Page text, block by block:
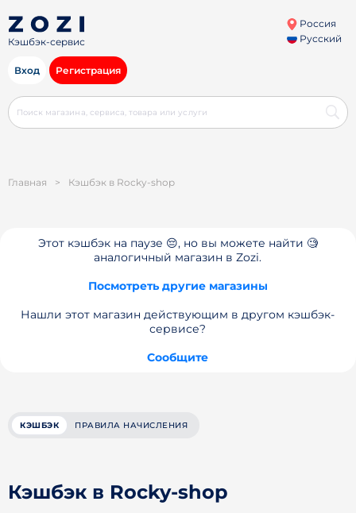
Кэшбэк-сервис
Россия
Русский
Вход Регистрация
Главная > Кэшбэк в Rocky-shop
Этот кэшбэк на паузе 😔, но вы можете найти 🧐
аналогичный магазин в Zozi.
Посмотреть другие магазины
Нашли этот магазин действующим в другом кэшбэк-
сервисе?
Сообщите
КЭШБЭК ПРАВИЛА НАЧИСЛЕНИЯ
Кэшбэк в Rocky-shop